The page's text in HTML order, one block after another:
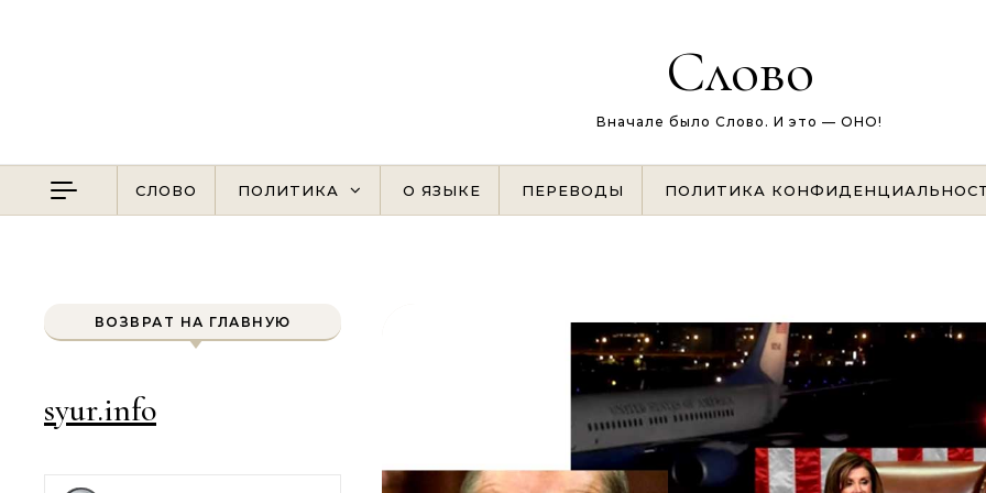
Слово
Вначале было Слово. И это — ОНО!
СЛОВО ПОЛИТИКА О ЯЗЫКЕ ПЕРЕВОДЫ ПОЛИТИКА
ВОЗВРАТ НА ГЛАВНУЮ
syur.info